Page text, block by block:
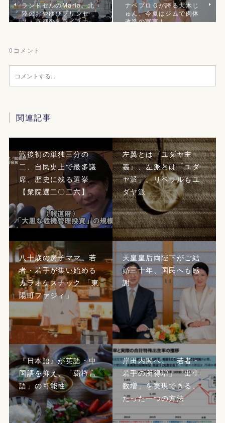
ランドセルのMaria、北
陸のおやゆびプリンセ
ス、京都のミライスカ…
ナベプロＧが誇る天木じ
ゅん、今夏はジムで肉体
改造の宣言！
0 コメント
関連記事
戦後初の単独三分の
二、自民史上で最多議
席、歴史に残る選挙
【衆院選二〇二六】
左翼とは『ユダヤ主
義』、左派とは「ユダ
ヤ派」。リベラルもユ
ダヤ派
八十歳の房子ママ、若
者・若手が集い始める
カラオケスナック 「東
陽町ファジィ」
天皇皇后両陛下がご結
婚三十年、国民へも感
謝
『日本語』が英語・中
国語を抑え、「覇権言
語」の可能性
岸田内閣へ。「若者・
若手の所得増」「出生
数増」を実現できる、
たった一つの方法